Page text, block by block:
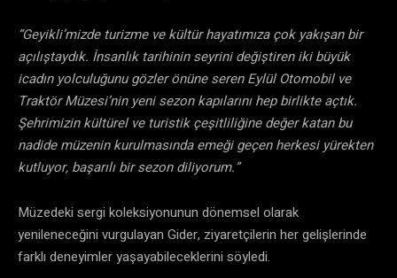
“Geyikli’mizde turizme ve kültür hayatımıza çok yakışan bir
açılıştaydık. İnsanlık tarihinin seyrini değiştiren iki büyük
icadın yolculuğunu gözler önüne seren Eylül Otomobil ve
Traktör Müzesi’nin yeni sezon kapılarını hep birlikte açtık.
Şehrimizin kültürel ve turistik çeşitliliğine değer katan bu
nadide müzenin kurulmasında emeği geçen herkesi yürekten
kutluyor, başarılı bir sezon diliyorum.”
Müzedeki sergi koleksiyonunun dönemsel olarak
yenileneceğini vurgulayan Gider, ziyaretçilerin her gelişlerinde
farklı deneyimler yaşayabileceklerini söyledi.